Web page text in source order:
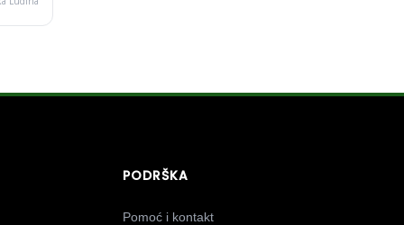
PODRŠKA
Pomoć i kontakt